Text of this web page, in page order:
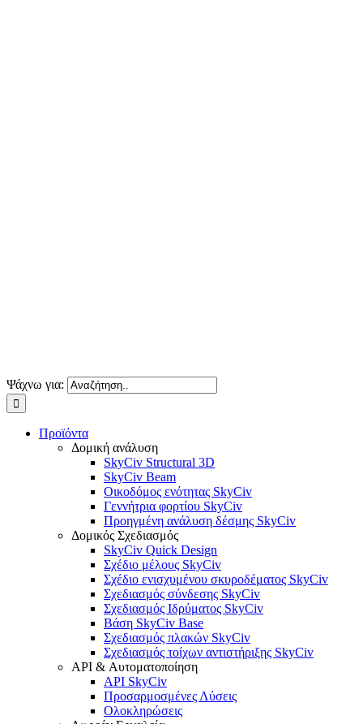
Ψάχνω για:
Προϊόντα
Δομική ανάλυση
SkyCiv Structural 3D
SkyCiv Beam
Οικοδόμος ενότητας SkyCiv
Γεννήτρια φορτίου SkyCiv
Προηγμένη ανάλυση δέσμης SkyCiv
Δομικός Σχεδιασμός
SkyCiv Quick Design
Σχέδιο μέλους SkyCiv
Σχέδιο ενισχυμένου σκυροδέματος SkyCiv
Σχεδιασμός σύνδεσης SkyCiv
Σχεδιασμός Ιδρύματος SkyCiv
Βάση SkyCiv Base
Σχεδιασμός πλακών SkyCiv
Σχεδιασμός τοίχων αντιστήριξης SkyCiv
API & Αυτοματοποίηση
API SkyCiv
Προσαρμοσμένες Λύσεις
Ολοκληρώσεις